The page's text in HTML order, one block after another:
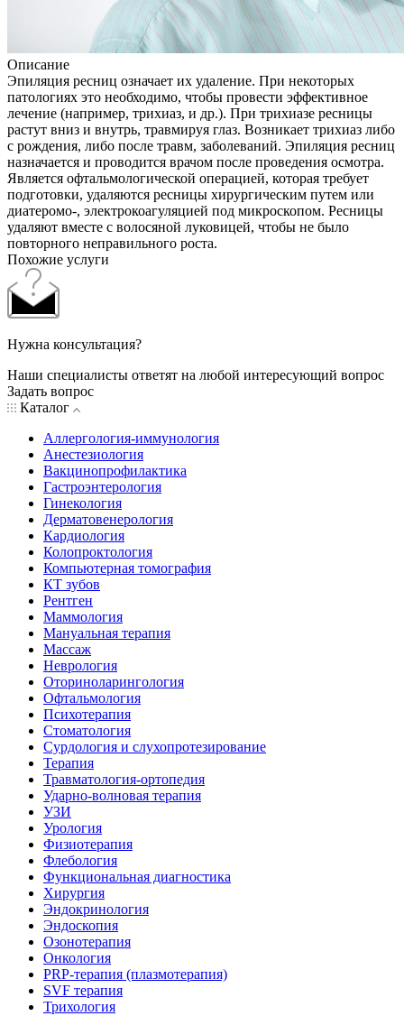
Описание
Эпиляция ресниц означает их удаление. При некоторых
патологиях это необходимо, чтобы провести эффективное
лечение (например, трихиаз, и др.). При трихиазе ресницы
растут вниз и внутрь, травмируя глаз. Возникает трихиаз либо
с рождения, либо после травм, заболеваний. Эпиляция ресниц
назначается и проводится врачом после проведения осмотра.
Является офтальмологической операцией, которая требует
подготовки, удаляются ресницы хирургическим путем или
диатеромо-, электрокоагуляцией под микроскопом. Ресницы
удаляют вместе с волосяной луковицей, чтобы не было
повторного неправильного роста.
Похожие услуги
Нужна консультация?
Наши специалисты ответят на любой интересующий вопрос
Задать вопрос
Каталог
Аллергология-иммунология
Анестезиология
Вакцинопрофилактика
Гастроэнтерология
Гинекология
Дерматовенерология
Кардиология
Колопроктология
Компьютерная томография
КТ зубов
Рентген
Маммология
Мануальная терапия
Массаж
Неврология
Оториноларингология
Офтальмология
Психотерапия
Стоматология
Сурдология и слухопротезирование
Терапия
Травматология-ортопедия
Ударно-волновая терапия
УЗИ
Урология
Физиотерапия
Флебология
Функциональная диагностика
Хирургия
Эндокринология
Эндоскопия
Озонотерапия
Онкология
PRP-терапия (плазмотерапия)
SVF терапия
Трихология